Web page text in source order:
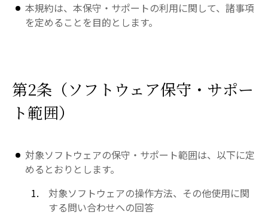
本規約は、本保守・サポートの利用に関して、諸事項
を定めることを目的とします。
第2条（ソフトウェア保守・サポー
ト範囲）
対象ソフトウェアの保守・サポート範囲は、以下に定
めるとおりとします。
対象ソフトウェアの操作方法、その他使用に関
する問い合わせへの回答